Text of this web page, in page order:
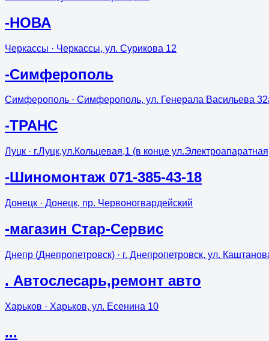
-НОВА
Черкассы · Черкассы, ул. Сурикова 12
-Симферополь
Симферополь · Симферополь, ул. Генерала Васильева
-ТРАНС
Луцк · г.Луцк,ул.Кольцевая,1 (в конце
-Шиномонтаж 071-385-43-18
Донецк · Донецк, пр. Червоногвардейский
-магазин Стар-Сервис
Днепр (Днепропетровск) · г. Днепропетровск, ул.
. Автослесарь,ремонт авто
Харьков · Харьков, ул. Есенина 10
...